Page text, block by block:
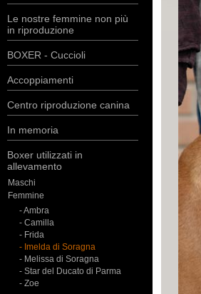
Le nostre femmine non più
in riproduzione
BOXER - Cuccioli
Accoppiamenti
Centro riproduzione canina
In memoria
Boxer utilizzati in
allevamento
Maschi
Femmine
- Ambra
- Camilla
- Frida
- Imelda di Soragna
- Melissa di Soragna
- Star del Ducato di Parma
- Zoe